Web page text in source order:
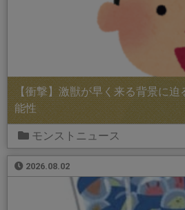
【衝撃】激獣が早く来る背景に迫
能性
モンストニュース
2026.08.02